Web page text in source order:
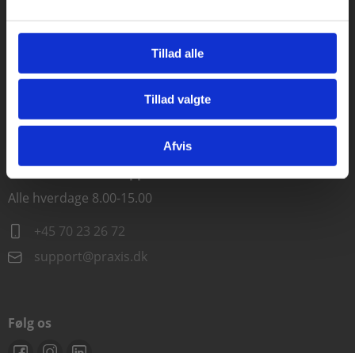
Tillad alle
Tillad valgte
Afvis
Kontakt kundeservice
info@praxis.dk
Kontakt teknisk support
Alle hverdage 8.00-15.00
+45 70 23 26 72
support@praxis.dk
Følg os
Gå til praxisOnline